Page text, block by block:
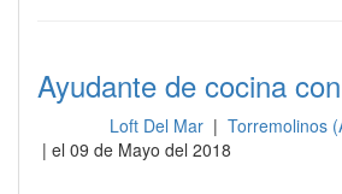
Ayudante de cocina
Loft Del Mar | Torremolinos
| el 09 de Mayo del 2018